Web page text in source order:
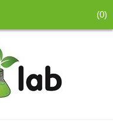
(0)